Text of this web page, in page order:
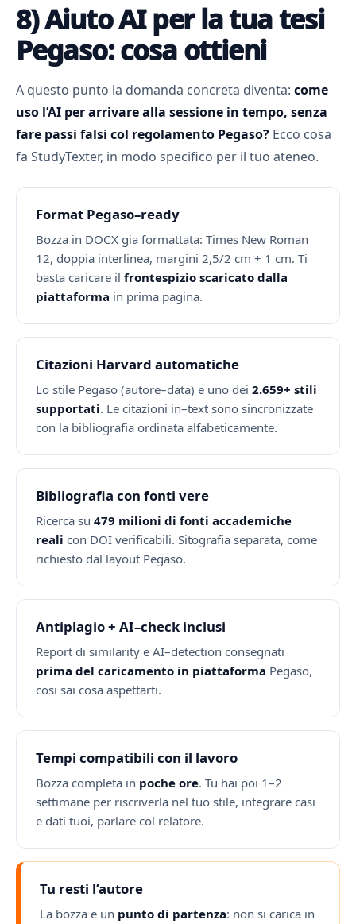
8) Aiuto AI per la tua tesi
Pegaso: cosa ottieni
A questo punto la domanda concreta diventa: come
uso l’AI per arrivare alla sessione in tempo, senza
fare passi falsi col regolamento Pegaso? Ecco cosa
fa StudyTexter, in modo specifico per il tuo ateneo.
Format Pegaso–ready
Bozza in DOCX gia formattata: Times New Roman
12, doppia interlinea, margini 2,5/2 cm + 1 cm. Ti
basta caricare il frontespizio scaricato dalla
piattaforma in prima pagina.
Citazioni Harvard automatiche
Lo stile Pegaso (autore–data) e uno dei 2.659+ stili
supportati. Le citazioni in–text sono sincronizzate
con la bibliografia ordinata alfabeticamente.
Bibliografia con fonti vere
Ricerca su 479 milioni di fonti accademiche
reali con DOI verificabili. Sitografia separata, come
richiesto dal layout Pegaso.
Antiplagio + AI–check inclusi
Report di similarity e AI–detection consegnati
prima del caricamento in piattaforma Pegaso,
cosi sai cosa aspettarti.
Tempi compatibili con il lavoro
Bozza completa in poche ore. Tu hai poi 1–2
settimane per riscriverla nel tuo stile, integrare casi
e dati tuoi, parlare col relatore.
Tu resti l’autore
La bozza e un punto di partenza: non si carica in